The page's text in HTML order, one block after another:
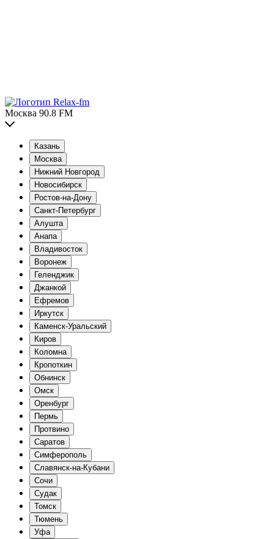
Москва 90.8 FM
Казань
Москва
Нижний Новгород
Новосибирск
Ростов-на-Дону
Санкт-Петербург
Алушта
Анапа
Владивосток
Воронеж
Геленджик
Джанкой
Ефремов
Иркутск
Каменск-Уральский
Киров
Коломна
Кропоткин
Обнинск
Омск
Оренбург
Пермь
Протвино
Саратов
Симферополь
Славянск-на-Кубани
Сочи
Судак
Томск
Тюмень
Уфа